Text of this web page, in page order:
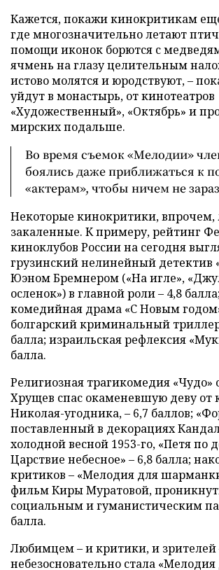
Кажется, покажи кинокритикам
где многозначительно летают
помощи иконок борются с
ячмень на глазу целительным
истово молятся и юродствуют, –
уйдут в монастырь, от кинотеатров
«Художественный», «Октябрь» и
мирских подальше.
Во время съемок «Мелодии»
боялись даже приближаться к
«актерам», чтобы ничем не
Некоторые кинокритики,
закаленные. К примеру, рейтинг
киноклубов России на сегодня
грузинский нелинейный детектив
Юэном Бремнером («На игле»,
осленок») в главной роли – 4,8
комедийная драма «С Новым
болгарский криминальный триллер
балла; израильская рефлексия
балла.
Религиозная трагикомедия «Чудо»
Хрущев спас окаменевшую деву от
Николая-угодника, – 6,7 баллов;
поставленный в декорациях
холодной весной 1953-го, «Петя по
Царствие небесное» – 6,8 балла;
критиков – «Мелодия для
фильм Киры Муратовой,
социальным и гуманистическим
балла.
Любимцем – и критики, и зрителей
небезосновательно стала